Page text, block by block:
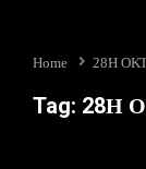
Home 28Η
Tag: 28Η